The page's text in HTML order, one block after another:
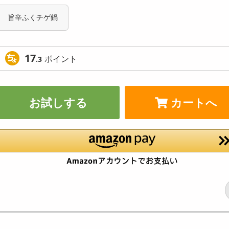
旨辛ふくチゲ鍋
17.3 ポイント
お試しする カートへ